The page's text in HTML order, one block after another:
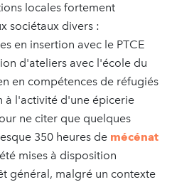
locales fortement
sociétaux divers :
en insertion avec le PTCE
d'ateliers avec l'école du
en compétences de réfugiés
à l'activité d'une épicerie
ne citer que quelques
350 heures de mécénat
mises à disposition
général, malgré un contexte